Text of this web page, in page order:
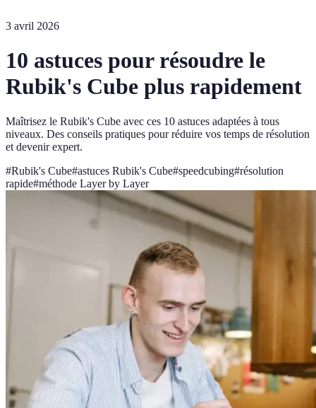
3 avril 2026
10 astuces pour résoudre le
Rubik's Cube plus rapidement
Maîtrisez le Rubik's Cube avec ces 10 astuces adaptées à tous
niveaux. Des conseils pratiques pour réduire vos temps de résolution
et devenir expert.
#Rubik's Cube#astuces Rubik's Cube#speedcubing#résolution
rapide#méthode Layer by Layer